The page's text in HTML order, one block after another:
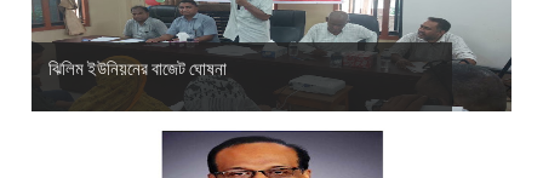
ঝিলিম ইউনিয়নের বাজেট ঘোষনা